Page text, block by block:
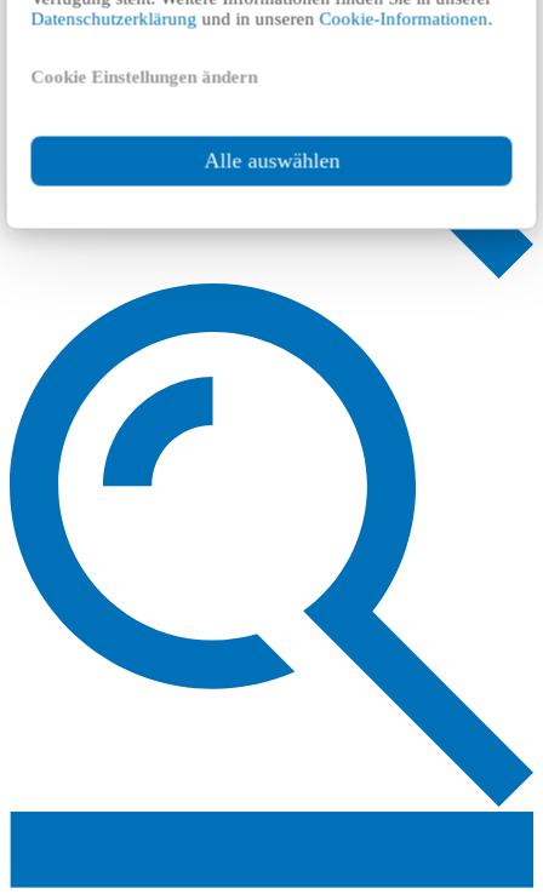
Datenschutzerklärung und in unserenCookie-Informationen.
Cookie Einstellungen ändern
Alle auswählen